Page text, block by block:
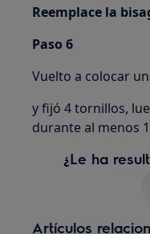
Reemplace la
Paso 6
Vuelto a colocar
y fijó 4 tornillos,
durante al menos
¿Le ha
Artículos